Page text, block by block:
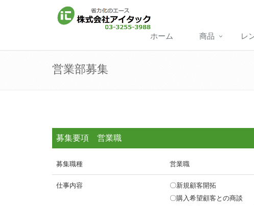
ホーム 商品 レ
営業部募集
募集要項 営業職
募集職種 営業職
仕事内容
〇新規顧客開拓
〇購入希望顧客との商談